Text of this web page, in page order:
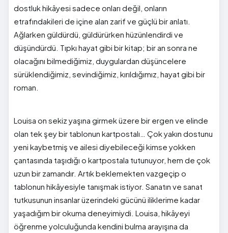
dostluk hikâyesi sadece onları değil, onların
etrafındakileri de içine alan zarif ve güçlü bir anlatı.
Ağlarken güldürdü, güldürürken hüzünlendirdi ve
düşündürdü. Tıpkı hayat gibi bir kitap; bir an sonra ne
olacağını bilmediğimiz, duygulardan düşüncelere
sürüklendiğimiz, sevindiğimiz, kırıldığımız, hayat gibi bir
roman.
Louisa on sekiz yaşına girmek üzere bir ergen ve elinde
olan tek şey bir tablonun kartpostalı… Çok yakın dostunu
yeni kaybetmiş ve ailesi diyebileceği kimse yokken
çantasında taşıdığı o kartpostala tutunuyor, hem de çok
uzun bir zamandır. Artık beklemekten vazgeçip o
tablonun hikâyesiyle tanışmak istiyor. Sanatın ve sanat
tutkusunun insanlar üzerindeki gücünü iliklerime kadar
yaşadığım bir okuma deneyimiydi. Louisa, hikâyeyi
öğrenme yolculuğunda kendini bulma arayışına da